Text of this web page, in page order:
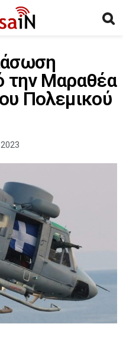
την Μαραθέα
Πολεμικού